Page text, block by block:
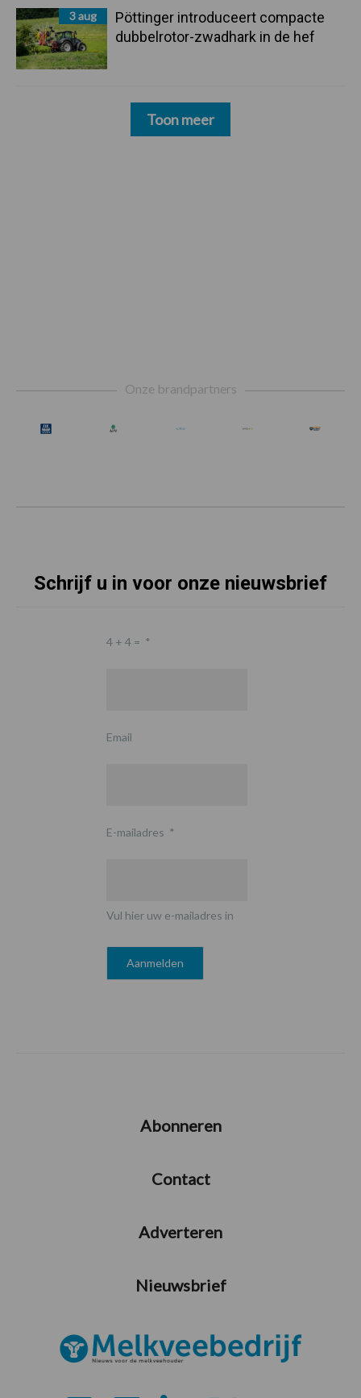
3 aug
Pöttinger introduceert compacte
dubbelrotor-zwadhark in de hef
Toon meer
Onze brandpartners
Schrijf u in voor onze nieuwsbrief
4 + 4 = *
Email
E-mailadres *
Vul hier uw e-mailadres in
Abonneren
Contact
Adverteren
Nieuwsbrief